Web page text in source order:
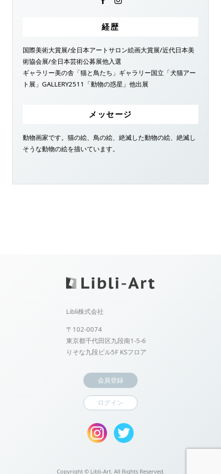
経歴
国際美術大賞展/全日本アートサロン絵画大賞展/近代日本美
術協会展/全日本芸術公募展他入選
ギャラリー美の舎「猫と鳥たち」ギャラリー国立「犬猫アー
ト展」GALLERY2511「動物の惑星」他出展
メッセージ
動物画家です。猫の絵、鳥の絵、絶滅した動物の絵、絶滅し
そうな動物の絵を描いています。
Libli株式会社
〒102-0074
東京都千代田区九段南1-5-6
りそな九段ビル5F KSフロア
会員登録
ログイン
Copyright ©Libli-Art. All Rights Reserved.